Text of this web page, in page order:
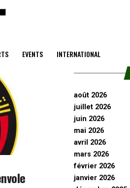
EVENTS INTERNATIONAL
août 2026
juillet 2026
juin 2026
mai 2026
avril 2026
mars 2026
février 2026
janvier 2026